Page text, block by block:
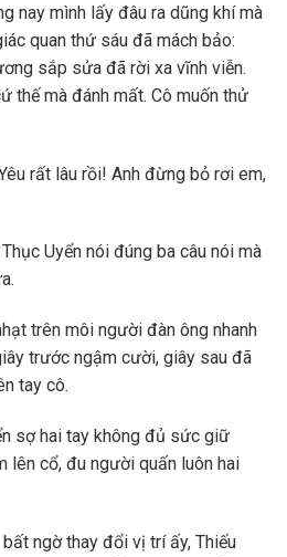
nay mình lấy đâu ra dũng khí mà
quan thứ sáu đã mách bảo:
sắp sửa đã rời xa vĩnh viễn.
thế mà đánh mất. Cô muốn thử
rất lâu rồi! Anh đừng bỏ rơi em,
Uyển nói đúng ba câu nói mà
trên môi người đàn ông nhanh
trước ngậm cười, giây sau đã
tay cô.
sợ hai tay không đủ sức giữ
lên cổ, đu người quấn luôn hai
ngờ thay đổi vị trí ấy, Thiếu